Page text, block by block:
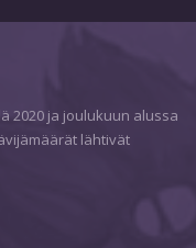
2020 ja joulukuun alussa
lähtivät